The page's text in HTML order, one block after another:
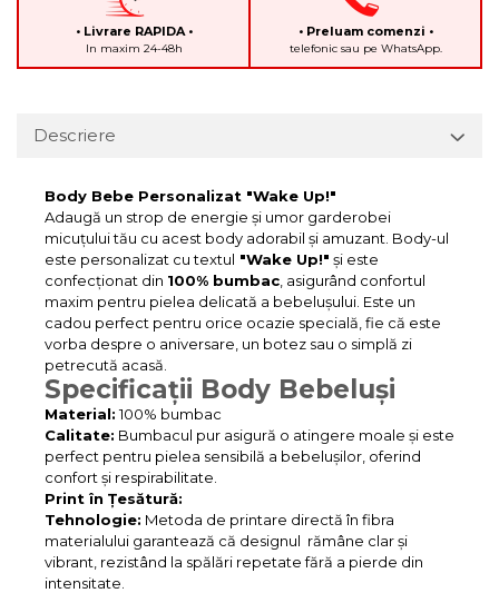
• Livrare RAPIDA •
In maxim 24-48h
• Preluam comenzi •
telefonic sau pe WhatsApp.
Descriere
Body Bebe Personalizat "Wake Up!"
Adaugă un strop de energie și umor garderobei
micuțului tău cu acest body adorabil și amuzant. Body-ul
este personalizat cu textul "Wake Up!" și este
confecționat din 100% bumbac , asigurând confortul
maxim pentru pielea delicată a bebelușului. Este un
cadou perfect pentru orice ocazie specială, fie că este
vorba despre o aniversare, un botez sau o simplă zi
petrecută acasă.
Specificații Body Bebeluși
Material:100% bumbac
Calitate: Bumbacul pur asigură o atingere moale și este
perfect pentru pielea sensibilă a bebelușilor, oferind
confort și respirabilitate.
Print în Țesătură:
Tehnologie: Metoda de printare directă în fibra
materialului garantează că designul rămâne clar și
vibrant, rezistând la spălări repetate fără a pierde din
intensitate.